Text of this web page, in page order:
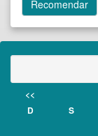
<<
D
S